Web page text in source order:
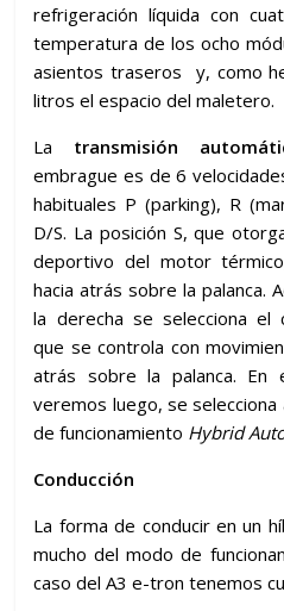
refrigeración líquida con
temperatura de los ocho
asientos traseros y, como
litros el espacio del maletero.
La transmisión
embrague es de 6
habituales P (parking), R
D/S. La posición S, que
deportivo del motor
hacia atrás sobre la palanca.
la derecha se selecciona el
que se controla con
atrás sobre la palanca. En
veremos luego, se
de funcionamiento Hybrid
Conducción
La forma de conducir en un
mucho del modo de
caso del A3 e-tron tenemos